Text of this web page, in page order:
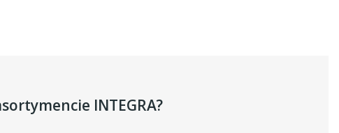
INTEGRA?